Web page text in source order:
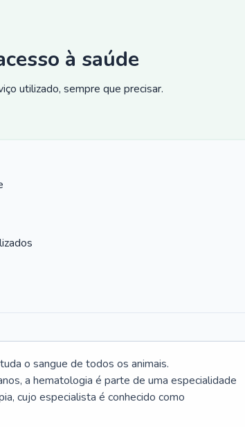
à saúde
utilizado, sempre que precisar.
o sangue de todos os animais.
a hematologia é parte de uma especialidade
cujo especialista é conhecido como